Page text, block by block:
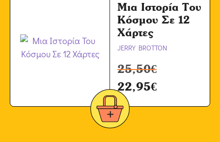
Μια Ιστορία Του
Κόσμου Σε 12
Χάρτες
JERRY BROTTON
25,50€
22,95€